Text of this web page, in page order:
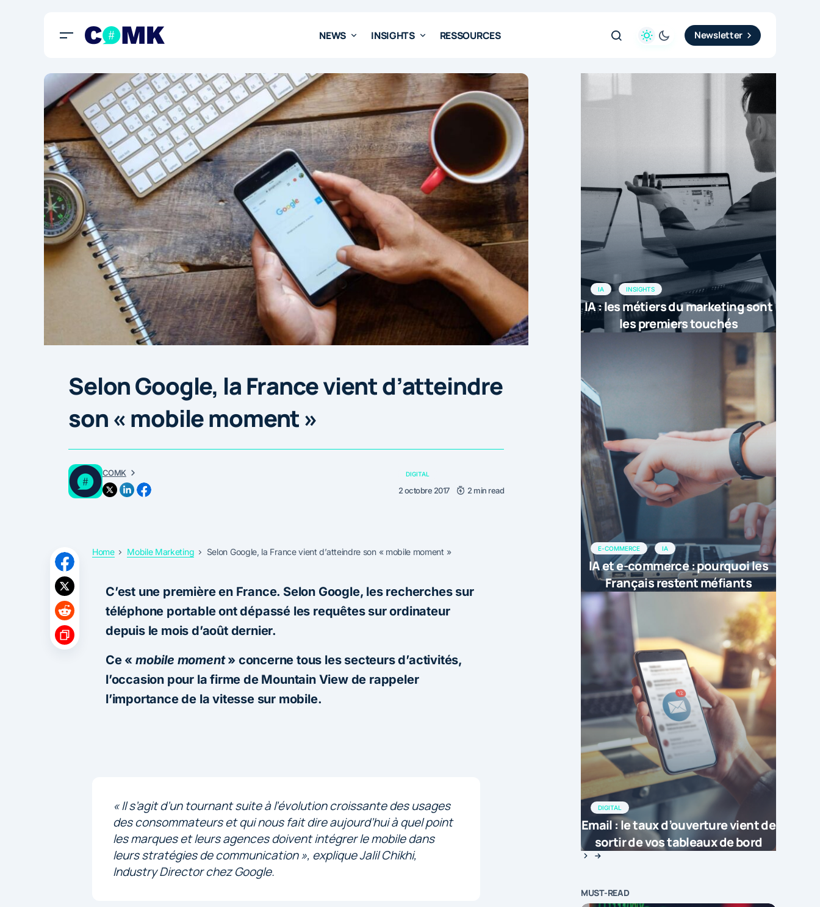
NEWS INSIGHTS RESSOURCES Newsletter
Selon Google, la France vient d’atteindre
son « mobile moment »
COMK DIGITAL
2 octobre 2017 2 min read
Home Mobile Marketing Selon Google, la France vient d’atteindre son « mobile moment »
C’est une première en France. Selon Google, les recherches sur
téléphone portable ont dépassé les requêtes sur ordinateur
depuis le mois d’août dernier.
Ce « mobile moment» concerne tous les secteurs d’activités,
l’occasion pour la firme de Mountain View de rappeler
l’importance de la vitesse sur mobile.
«Il s’agit d’un tournant suite à l’évolution croissante des usages
des consommateurs et qui nous fait dire aujourd’hui à quel point
les marques et leurs agences doivent intégrer le mobile dans
leurs stratégies de communication», explique Jalil Chikhi,
Industry Director chez Google.
IA INSIGHTS
IA : les métiers du marketing sont
les premiers touchés
E-COMMERCE IA
IA et e-commerce : pourquoi les
Français restent méfiants
DIGITAL
Email : le taux d’ouverture vient de
sortir de vos tableaux de bord
MUST-READ